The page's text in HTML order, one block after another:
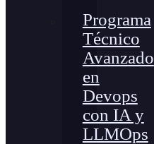
Programa
Técnico
Avanzado
en
Devops
con IA y
LLMOps